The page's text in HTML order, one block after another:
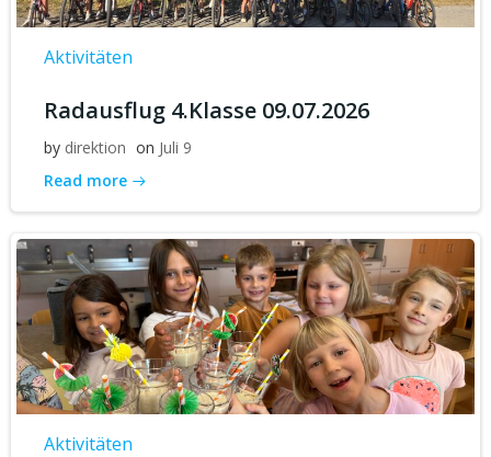
Aktivitäten
Radausflug 4.Klasse 09.07.2026
by direktion on Juli 9
Read more
Aktivitäten